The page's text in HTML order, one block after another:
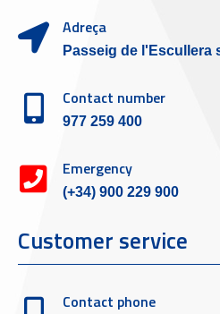
Adreça
Passeig de l'Escullera
Contact number
977 259 400
Emergency
(+34) 900 229 900
Customer service
Contact phone